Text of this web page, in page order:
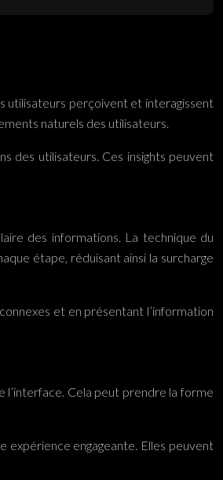
utilisateurs perçoivent et interagissent
naturels des utilisateurs.
des utilisateurs. Ces insights peuvent
des informations. La technique du
étape, réduisant ainsi la surcharge
et en présentant l’information
l’interface. Cela peut prendre la forme
expérience engageante. Elles peuvent